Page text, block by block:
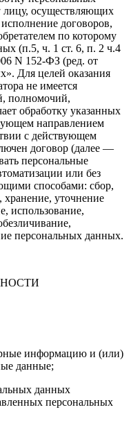
осуществляющих
договоров,
по которому
(п.5, ч. 1 ст. 6, п. 2 ч.4
N 152-ФЗ (ред. от
Для целей оказания
не имеется
полномочий,
обработку указанных
направлением
с действующем
договор (далее —
персональные
или без
способами: сбор,
хранение, уточнение
использование,
персональных данных.
информацию и (или)
данные;
данных
персональных